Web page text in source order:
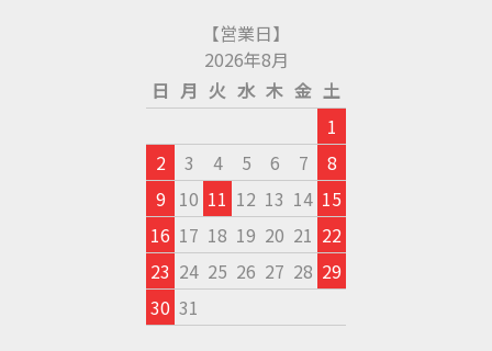
【営業日】
2026年8月
日 月 火 水 木 金 土
1
2
3 4 5 6 7
8
9 10 11 12 13 14 15
16 17 18 19 20 21 22
23 24 25 26 27 28 29
30 31